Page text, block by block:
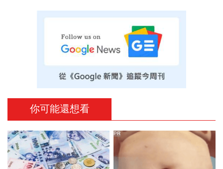
你可能還想看
PR